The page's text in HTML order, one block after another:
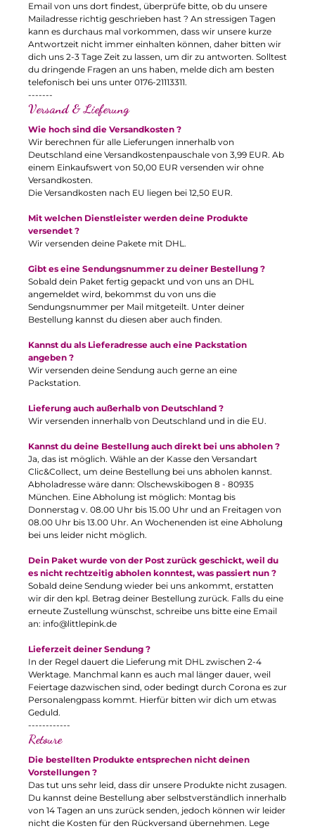
Email von uns dort findest, überprüfe bitte, ob du unsere
Mailadresse richtig geschrieben hast ? An stressigen Tagen
kann es durchaus mal vorkommen, dass wir unsere kurze
Antwortzeit nicht immer einhalten können, daher bitten wir
dich uns 2-3 Tage Zeit zu lassen, um dir zu antworten. Solltest
du dringende Fragen an uns haben, melde dich am besten
telefonisch bei uns unter 0176-21113311.
-------
Versand & Lieferung
Wie hoch sind die Versandkosten ?
Wir berechnen für alle Lieferungen innerhalb von
Deutschland eine Versandkostenpauschale von 3,99 EUR. Ab
einem Einkaufswert von 50,00 EUR versenden wir ohne
Versandkosten.
Die Versandkosten nach EU liegen bei 12,50 EUR.
Mit welchen Dienstleister werden deine Produkte
versendet ?
Wir versenden deine Pakete mit DHL.
Gibt es eine Sendungsnummer zu deiner Bestellung ?
Sobald dein Paket fertig gepackt und von uns an DHL
angemeldet wird, bekommst du von uns die
Sendungsnummer per Mail mitgeteilt. Unter deiner
Bestellung kannst du diesen aber auch finden.
Kannst du als Lieferadresse auch eine Packstation
angeben ?
Wir versenden deine Sendung auch gerne an eine
Packstation.
Lieferung auch außerhalb von Deutschland ?
Wir versenden innerhalb von Deutschland und in die EU.
Kannst du deine Bestellung auch direkt bei uns abholen ?
Ja, das ist möglich. Wähle an der Kasse den Versandart
Clic&Collect, um deine Bestellung bei uns abholen kannst.
Abholadresse wäre dann: Olschewskibogen 8 - 80935
München. Eine Abholung ist möglich: Montag bis
Donnerstag v. 08.00 Uhr bis 15.00 Uhr und an Freitagen von
08.00 Uhr bis 13.00 Uhr. An Wochenenden ist eine Abholung
bei uns leider nicht möglich.
Dein Paket wurde von der Post zurück geschickt, weil du
es nicht rechtzeitig abholen konntest, was passiert nun ?
Sobald deine Sendung wieder bei uns ankommt, erstatten
wir dir den kpl. Betrag deiner Bestellung zurück. Falls du eine
erneute Zustellung wünschst, schreibe uns bitte eine Email
an: info@littlepink.de
Lieferzeit deiner Sendung ?
In der Regel dauert die Lieferung mit DHL zwischen 2-4
Werktage. Manchmal kann es auch mal länger dauer, weil
Feiertage dazwischen sind, oder bedingt durch Corona es zur
Personalengpass kommt. Hierfür bitten wir dich um etwas
Geduld.
------------
Retoure
Die bestellten Produkte entsprechen nicht deinen
Vorstellungen ?
Das tut uns sehr leid, dass dir unsere Produkte nicht zusagen.
Du kannst deine Bestellung aber selbstverständlich innerhalb
von 14 Tagen an uns zurück senden, jedoch können wir leider
nicht die Kosten für den Rückversand übernehmen. Lege